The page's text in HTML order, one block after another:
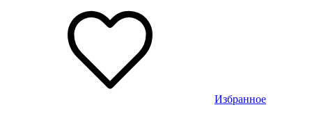
Избранное